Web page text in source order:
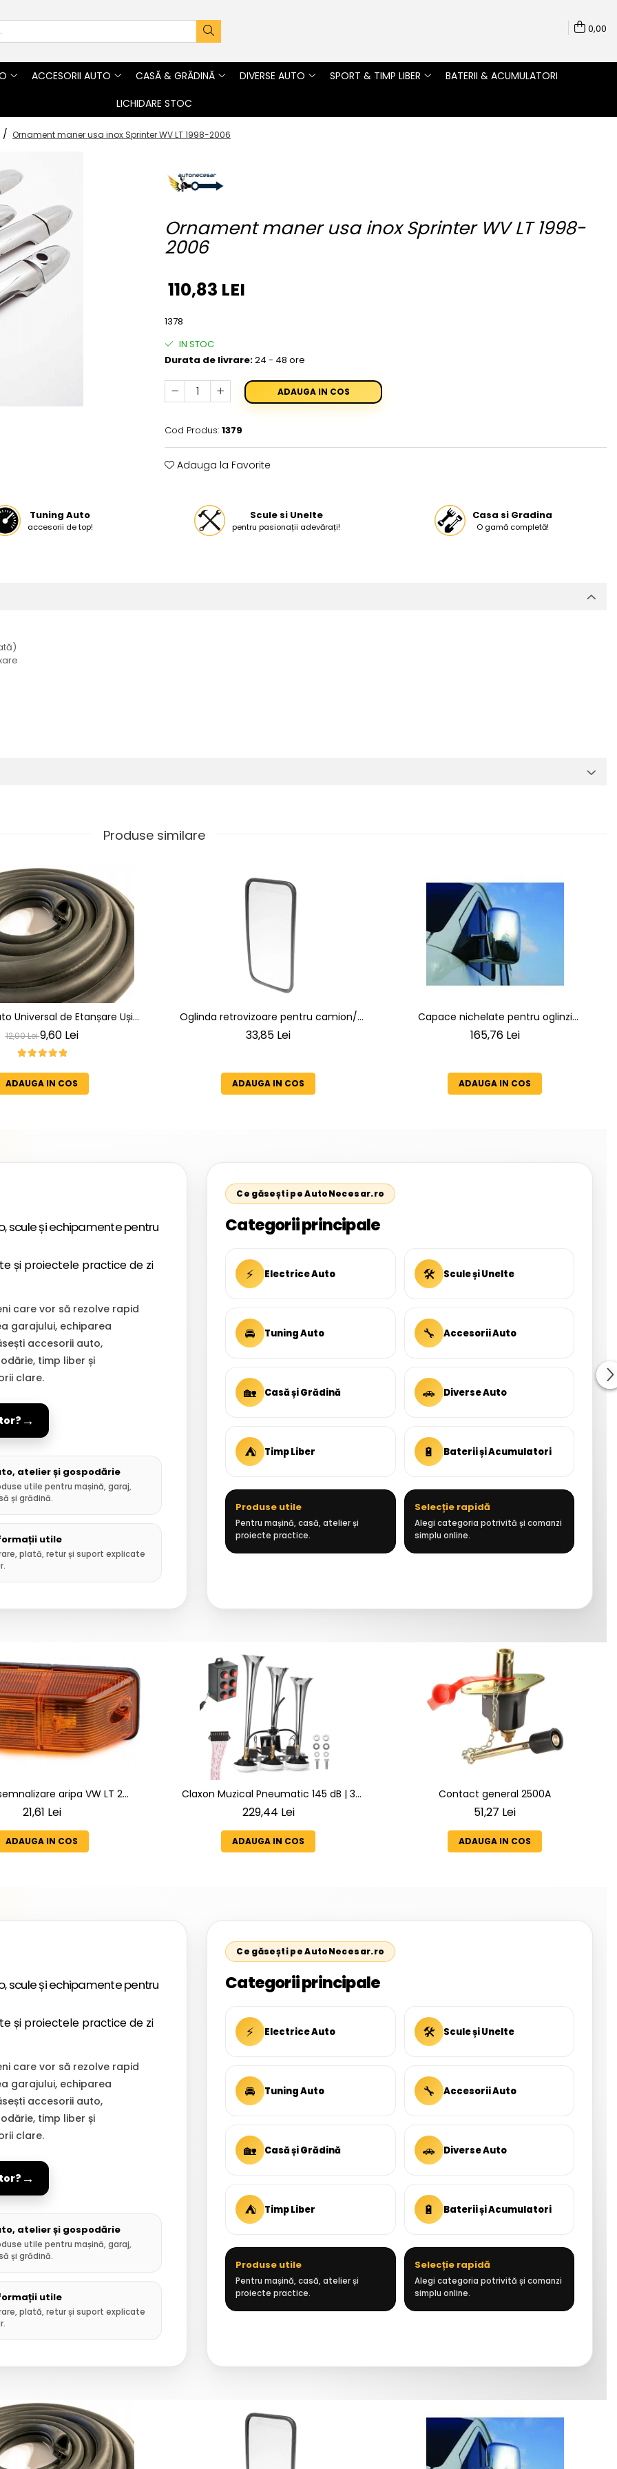
0,00
ACCESORII AUTO CASĂ & GRĂDINĂ DIVERSE AUTO SPORT & TIMP LIBER
BATERII & ACUMULATORI
LICHIDARE STOC
/ Ornament maner usa inox Sprinter WV LT 1998-2006
Ornament maner usa inox Sprinter WV LT 1998-
2006
110,83 LEI
1378
IN STOC
Durata de livrare:24 - 48 ore
ADAUGA IN COS
Cod Produs: 1379
Adauga la Favorite
Tuning Auto
accesorii de top!
Scule si Unelte
pentru pasionații adevărați!
Casa si Gradina
O gamă completă!
Produse similare
Universal de Etanșare Uși
la intemperii, raze UV,
și temperaturi extreme
12,00 Lei9,60 Lei
ADAUGA IN COS
Oglinda retrovizoare pentru camion/
utilaje/ platforme/ tractoare
33,85 Lei
ADAUGA IN COS
Capace nichelate pentru oglinzi
Mercedes Sprinter
165,76 Lei
ADAUGA IN COS
scule și echipamente pentru
și proiectele practice de zi
care vor să rezolve rapid
garajului, echiparea
accesorii auto,
timp liber și
clare.
→
atelier și gospodărie
utile pentru mașină, garaj,
și grădină.
utile
plată, retur și suport explicate
Ce găsești pe AutoNecesar.ro
Categorii principale
⚡ Electrice Auto 🛠 Scule și Unelte
🚘 Tuning Auto 🔧 Accesorii Auto
🏡 Casă și Grădină 🚗 Diverse Auto
⛺ Timp Liber 🔋 Baterii și Acumulatori
Produse utile
Pentru mașină, casă, atelier și
proiecte practice.
Selecție rapidă
Alegi categoria potrivită și comanzi
simplu online.
aripa VW LT 2
; Mercedes Sprinter 1995-
1949-; Neoplan Euroliner,
Cityliner;
21,61 Lei
ADAUGA IN COS
Claxon Muzical Pneumatic 145 dB | 3
Goarne Cromate Premium | 6 Melodii
229,44 Lei
ADAUGA IN COS
Contact general 2500A
51,27 Lei
ADAUGA IN COS
scule și echipamente pentru
și proiectele practice de zi
care vor să rezolve rapid
garajului, echiparea
accesorii auto,
timp liber și
clare.
→
atelier și gospodărie
utile pentru mașină, garaj,
și grădină.
utile
plată, retur și suport explicate
Ce găsești pe AutoNecesar.ro
Categorii principale
⚡ Electrice Auto 🛠 Scule și Unelte
🚘 Tuning Auto 🔧 Accesorii Auto
🏡 Casă și Grădină 🚗 Diverse Auto
⛺ Timp Liber 🔋 Baterii și Acumulatori
Produse utile
Pentru mașină, casă, atelier și
proiecte practice.
Selecție rapidă
Alegi categoria potrivită și comanzi
simplu online.